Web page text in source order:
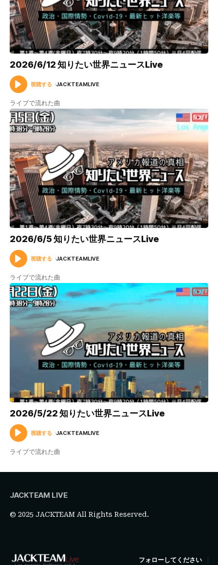
2026/6/12 知りたい世界ニュースLive
視聴する JACKTEAMLIVE
ライブで流れた曲
2026/6/5 知りたい世界ニュースLive
視聴する JACKTEAMLIVE
ライブで流れた曲
2026/5/22 知りたい世界ニュースLive
視聴する JACKTEAMLIVE
ライブで流れた曲
JACKTEAM LIVE
© 2025 JACKTEAM All Rights Reserved.
フォローしてください